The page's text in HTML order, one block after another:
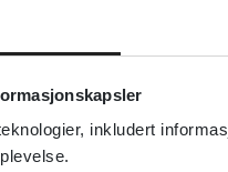
inkludertNasjonal